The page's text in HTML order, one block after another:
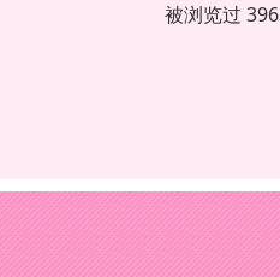
被浏览过